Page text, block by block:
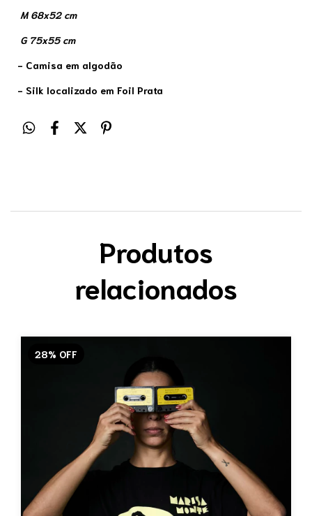
M 68x52 cm
G 75x55 cm
- Camisa em algodão
- Silk localizado em Foil Prata
Produtos
relacionados
28% OFF